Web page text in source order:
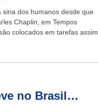
dos humanos desde que
Chaplin, em Tempos
colocados em tarefas assim,
no Brasil…